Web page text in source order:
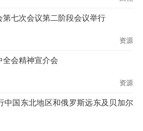
第七次会议第二阶段会议举行
资源
全会精神宣介会
资源
中国东北地区和俄罗斯远东及贝加尔